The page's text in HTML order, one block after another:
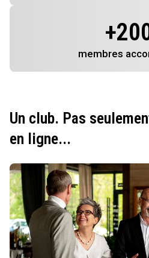
+
membres
Un club. Pas
en ligne...